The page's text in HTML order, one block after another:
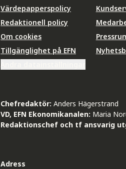
Värdepapperspolicy
Redaktionell policy
Om cookies
Tillgänglighet på EFN
Chefredaktör: Anders Hägerstrand
VD, EFN Ekonomikanalen: Maria
Redaktionschef och tf ansvarig
Adress